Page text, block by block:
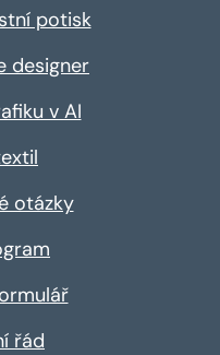
potisk
designer
v AI
otázky
řád